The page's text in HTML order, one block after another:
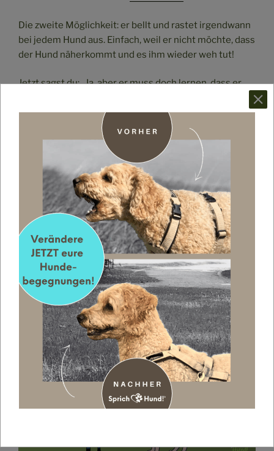
Die zweite Möglichkeit: er bellt und rastet irgendwann
bei jedem Hund aus. Einfach, weil er nicht möchte, dass
der Hund näherkommt und es ihm wieder weh tut!
Jetzt sagst du: „Ja, aber er muss doch lernen, dass er
sogar zu. Lernen macht uns Spaß und wir arbeiten
gerne mit euch zusammen. Viel einfacher macht ihr es
uns, wenn ihr uns direkt sagt, was wir machen sollen.
Anhand unserer Beispiele oben könnte das so
aussehen:
du möchtest nicht, dass dein Hund an ekeligen Dingen
schnüffelt? Dann bring ihm ein einfaches „weiter“ bei
du möchtest nicht, dass dein Hund andere Hunde
anbellt, dann zeig ihm, dass er den Abstand aufbauen
kann, den er benötigt, um sich wohlzufühlen (lies dazu
auch hier:INDIVIDUALDISTANZ)
du möchtest nicht, dass dein Hund an der Leine zieht?
Dann belohne jedes Laufen anlockerer Leine